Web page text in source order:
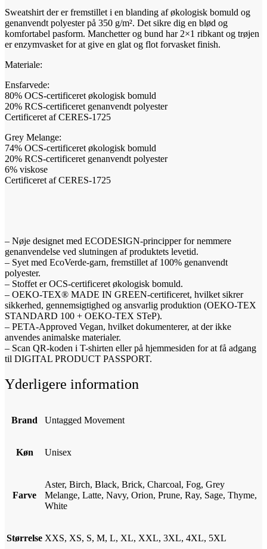
Regular
Fit
Unisex
antal
Sweatshirt der er fremstillet i en blanding af økologisk bomuld og
genanvendt polyester på 350 g/m². Det sikre dig en blød og
komfortabel pasform. Manchetter og bund har 2×1 ribkant og trøjen
er enzymvasket for at give en glat og flot forvasket finish.
Materiale:
Ensfarvede:
80% OCS-certificeret økologisk bomuld
20% RCS-certificeret genanvendt polyester
Certificeret af CERES-1725
Grey Melange:
74% OCS-certificeret økologisk bomuld
20% RCS-certificeret genanvendt polyester
6% viskose
Certificeret af CERES-1725
– Nøje designet med ECODESIGN-principper for nemmere
genanvendelse ved slutningen af produktets levetid.
– Syet med EcoVerde-garn, fremstillet af 100% genanvendt
polyester.
– Stoffet er OCS-certificeret økologisk bomuld.
– OEKO-TEX® MADE IN GREEN-certificeret, hvilket sikrer
sikkerhed, gennemsigtighed og ansvarlig produktion (OEKO-TEX
STANDARD 100 + OEKO-TEX STeP).
– PETA-Approved Vegan, hvilket dokumenterer, at der ikke
anvendes animalske materialer.
– Scan QR-koden i T-shirten eller på hjemmesiden for at få adgang
til DIGITAL PRODUCT PASSPORT.
Yderligere information
Brand Untagged Movement
Køn Unisex
Farve
Aster, Birch, Black, Brick, Charcoal, Fog, Grey
Melange, Latte, Navy, Orion, Prune, Ray, Sage, Thyme,
White
Størrelse XXS, XS, S, M, L, XL, XXL, 3XL, 4XL, 5XL